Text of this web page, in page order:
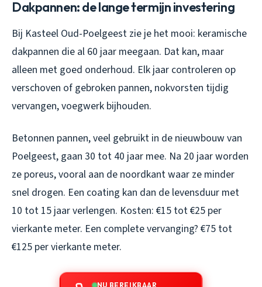
Dakpannen: de lange termijn investering
Bij Kasteel Oud-Poelgeest zie je het mooi: keramische
dakpannen die al 60 jaar meegaan. Dat kan, maar
alleen met goed onderhoud. Elk jaar controleren op
verschoven of gebroken pannen, nokvorsten tijdig
vervangen, voegwerk bijhouden.
Betonnen pannen, veel gebruikt in de nieuwbouw van
Poelgeest, gaan 30 tot 40 jaar mee. Na 20 jaar worden
ze poreus, vooral aan de noordkant waar ze minder
snel drogen. Een coating kan dan de levensduur met
10 tot 15 jaar verlengen. Kosten: €15 tot €25 per
vierkante meter. Een complete vervanging? €75 tot
€125 per vierkante meter.
NU BEREIKBAAR